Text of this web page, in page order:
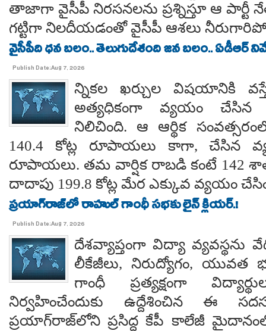
తాజాగా వైసీపీ నిరసనలను ప్రశ్నిస్తూ ఆ
గట్టిగా నిలదీయడంతో వైసీపీ ఆశలు
వైసీపీది ధన బలం.. తెలుగుదేశంది జన బలం.. ఏడీఆర్
Publish Date:Aug 7, 2026
న్నికల ఖర్చుల విషయానికి
అత్యధికంగా వ్యయం చేసిన
నిలిచింది. ఆ ఆర్థిక
140.4 కోట్ల రూపాయలు కాగా, చేసిన
రూపాయలు. తమ వార్షిక రాబడి కంటే 142
దాదాపు 199.8 కోట్ల మేర ఎక్కువ వ్యయం
ప్రయాగ్‌రాజ్‌లో రాహుల్ గాంధీ సభకు లైన్ క్లియర్.!
Publish Date:Aug 7, 2026
దేశవ్యాప్తంగా విద్యా వ్యవస్థను
లీకేజీలు, నిరుద్యోగం, యువత
గాంధీ ప్రత్యక్షంగా
నిర్వహించేందుకు ఉద్దేశించిన ఈ
ప్రయాగ్‌రాజ్‌లోని ప్రసిద్ధ కేపీ కాలేజీ మైదానంలో